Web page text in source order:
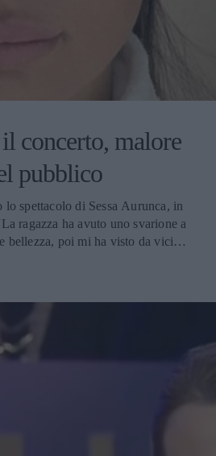
concerto, malore
pubblico
lo spettacolo di Sessa Aurunca, in
ragazza ha avuto uno svarione a
bellezza, poi mi ha visto da vicina